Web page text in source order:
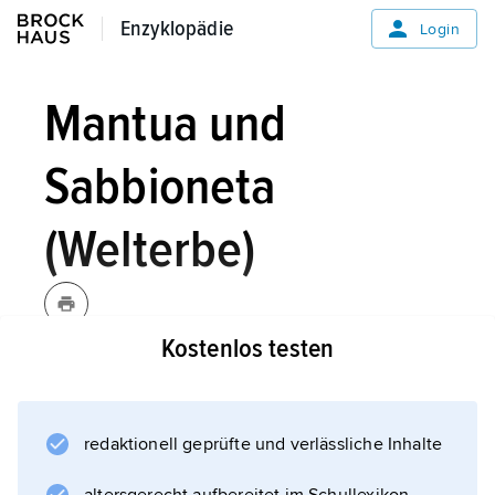
Enzyklopädie
Enzyklopädie Login
Mantua und
Sabbioneta
(Welterbe)
Beide Städte liegen in der Poebene in
Fürstendynastie der Gonzaga geprägt und
Kostenlos testen
redaktionell geprüfte und verlässliche Inhalte